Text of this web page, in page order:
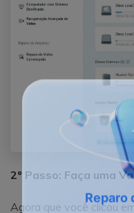
2º Passo: Faça uma
Agora que você clicou